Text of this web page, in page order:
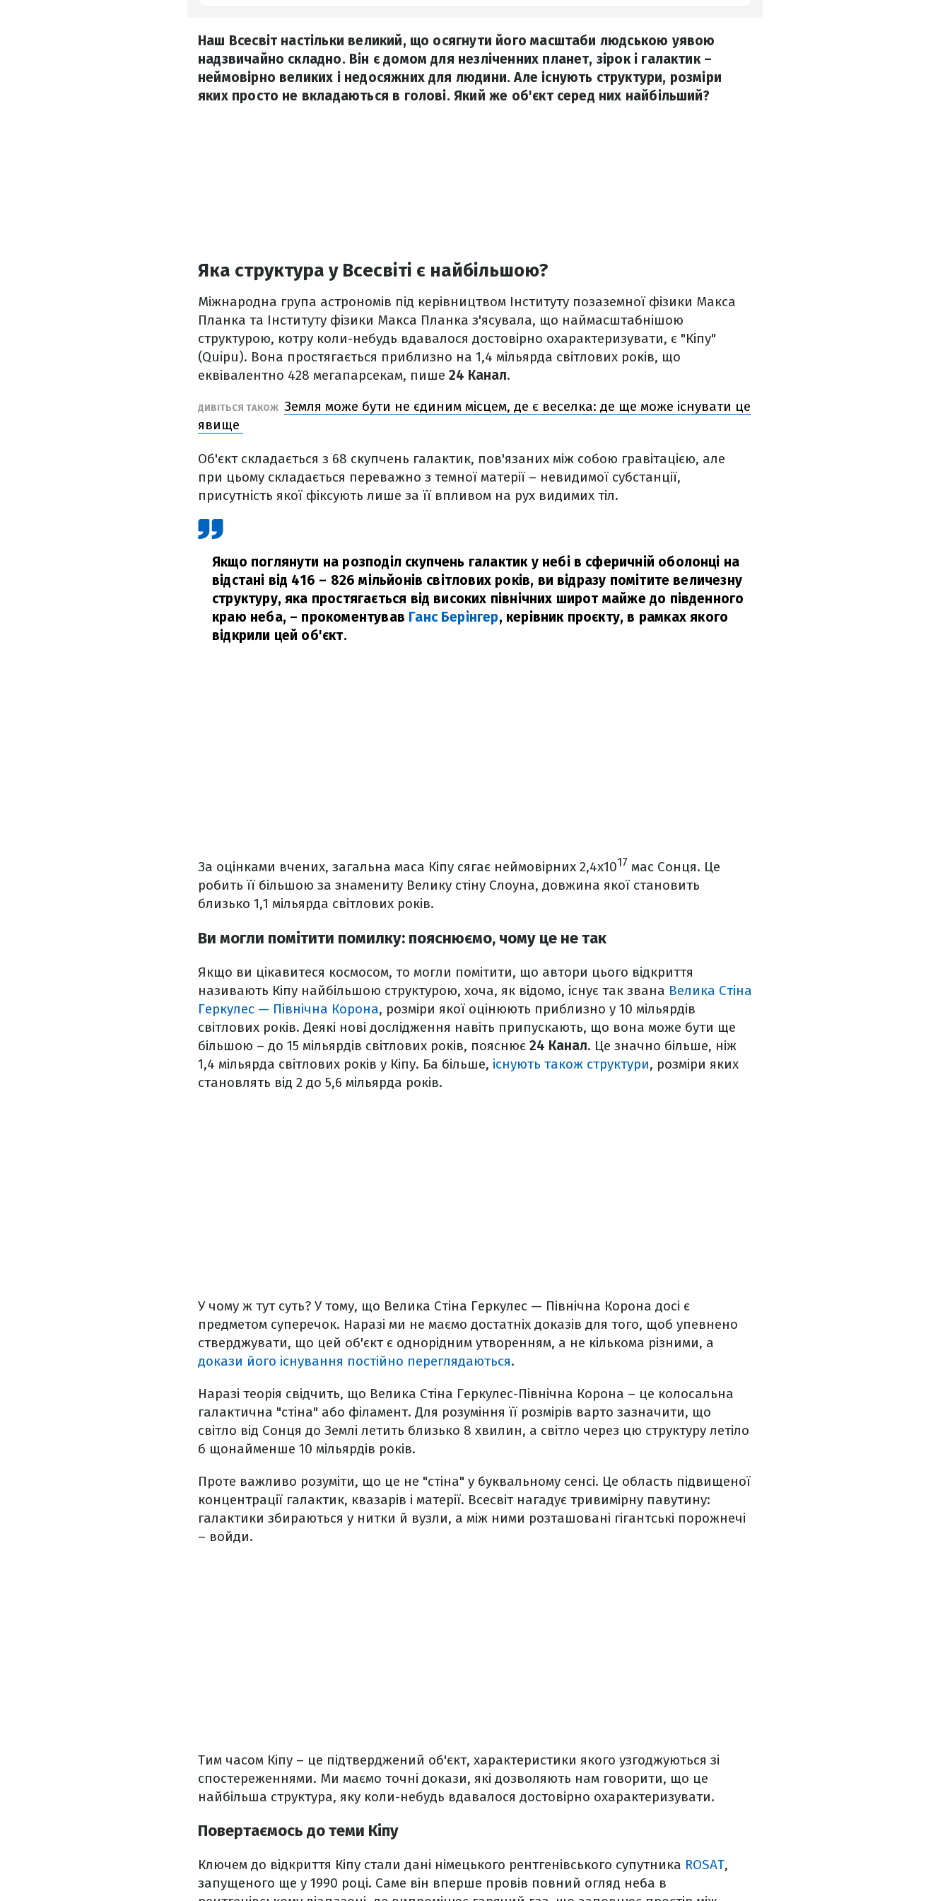
Наш Всесвіт настільки великий, що осягнути його масштаби людською уявою
надзвичайно складно. Він є домом для незліченних планет, зірок і галактик –
неймовірно великих і недосяжних для людини. Але існують структури, розміри
яких просто не вкладаються в голові. Який же об'єкт серед них найбільший?
Яка структура у Всесвіті є найбільшою?
Міжнародна група астрономів під керівництвом Інституту позаземної фізики Макса
Планка та Інституту фізики Макса Планка з'ясувала, що наймасштабнішою
структурою, котру коли-небудь вдавалося достовірно охарактеризувати, є "Кіпу"
(Quipu). Вона простягається приблизно на 1,4 мільярда світлових років, що
еквівалентно 428 мегапарсекам, пише 24 Канал.
ДИВІТЬСЯ ТАКОЖ Земля може бути не єдиним місцем, де є веселка: де ще може існувати це
явище
Об'єкт складається з 68 скупчень галактик, пов'язаних між собою гравітацією, але
при цьому складається переважно з темної матерії – невидимої субстанції,
присутність якої фіксують лише за її впливом на рух видимих тіл.
Якщо поглянути на розподіл скупчень галактик у небі в сферичній оболонці на
відстані від 416 – 826 мільйонів світлових років, ви відразу помітите величезну
структуру, яка простягається від високих північних широт майже до південного
краю неба, – прокоментував Ганс Берінгер, керівник проєкту, в рамках якого
відкрили цей об'єкт.
За оцінками вчених, загальна маса Кіпу сягає неймовірних 2,4х1017 мас Сонця. Це
робить її більшою за знамениту Велику стіну Слоуна, довжина якої становить
близько 1,1 мільярда світлових років.
Ви могли помітити помилку: пояснюємо, чому це не так
Якщо ви цікавитеся космосом, то могли помітити, що автори цього відкриття
називають Кіпу найбільшою структурою, хоча, як відомо, існує так звана Велика Стіна
Геркулес — Північна Корона, розміри якої оцінюють приблизно у 10 мільярдів
світлових років. Деякі нові дослідження навіть припускають, що вона може бути ще
більшою – до 15 мільярдів світлових років, пояснює 24 Канал. Це значно більше, ніж
1,4 мільярда світлових років у Кіпу. Ба більше, існують також структури, розміри яких
становлять від 2 до 5,6 мільярда років.
У чому ж тут суть? У тому, що Велика Стіна Геркулес — Північна Корона досі є
предметом суперечок. Наразі ми не маємо достатніх доказів для того, щоб упевнено
стверджувати, що цей об'єкт є однорідним утворенням, а не кількома різними, а
докази його існування постійно переглядаються.
Наразі теорія свідчить, що Велика Стіна Геркулес-Північна Корона – це колосальна
галактична "стіна" або філамент. Для розуміння її розмірів варто зазначити, що
світло від Сонця до Землі летить близько 8 хвилин, а світло через цю структуру летіло
б щонайменше 10 мільярдів років.
Проте важливо розуміти, що це не "стіна" у буквальному сенсі. Це область підвищеної
концентрації галактик, квазарів і матерії. Всесвіт нагадує тривимірну павутину:
галактики збираються у нитки й вузли, а між ними розташовані гігантські порожнечі
– войди.
Тим часом Кіпу – це підтверджений об'єкт, характеристики якого узгоджуються зі
спостереженнями. Ми маємо точні докази, які дозволяють нам говорити, що це
найбільша структура, яку коли-небудь вдавалося достовірно охарактеризувати.
Повертаємось до теми Кіпу
Ключем до відкриття Кіпу стали дані німецького рентгенівського супутника ROSAT,
запущеного ще у 1990 році. Саме він вперше провів повний огляд неба в